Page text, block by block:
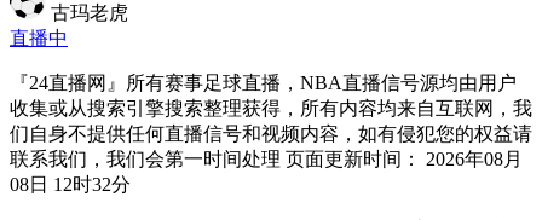
古玛老虎
直播中
『24直播网』所有赛事足球直播，NBA直播信号源均由用户
收集或从搜索引擎搜索整理获得，所有内容均来自互联网，我
们自身不提供任何直播信号和视频内容，如有侵犯您的权益请
联系我们，我们会第一时间处理 页面更新时间： 2026年08月
08日 12时32分